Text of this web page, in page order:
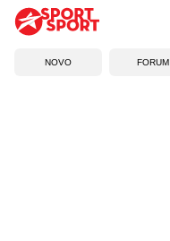
NOVO FORUM